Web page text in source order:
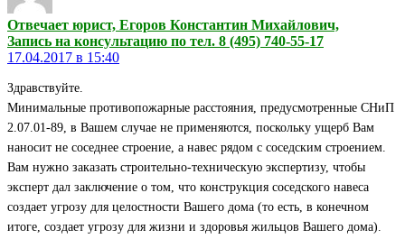
Отвечает юрист, Егоров Константин Михайлович,
Запись на консультацию по тел. 8 (495) 740-55-17
17.04.2017 в 15:40
Здравствуйте.
Минимальные противопожарные расстояния, предусмотренные СНиП
2.07.01-89, в Вашем случае не применяются, поскольку ущерб Вам
наносит не соседнее строение, а навес рядом с соседским строением.
Вам нужно заказать строительно-техническую экспертизу, чтобы
эксперт дал заключение о том, что конструкция соседского навеса
создает угрозу для целостности Вашего дома (то есть, в конечном
итоге, создает угрозу для жизни и здоровья жильцов Вашего дома).